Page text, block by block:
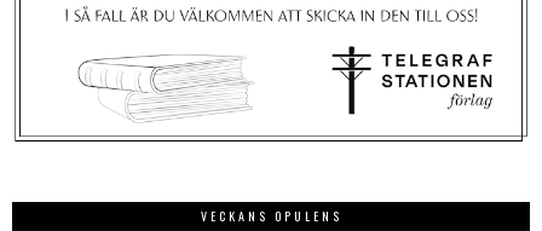
VECKANS OPULENS